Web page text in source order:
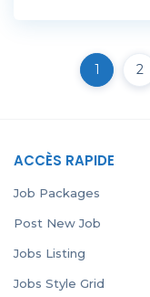
1 2
ACCÈS RAPIDE
Job Packages
Post New Job
Jobs Listing
Jobs Style Grid